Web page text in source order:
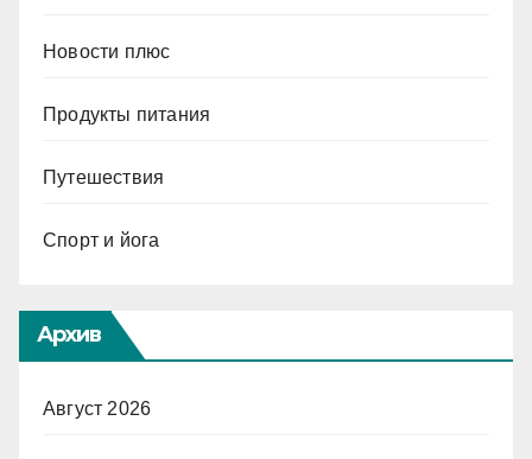
Новости плюс
Продукты питания
Путешествия
Спорт и йога
Архив
Август 2026